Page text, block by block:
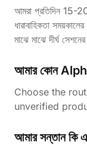
আমরা প্রতিদিন 15-20
ধারাবাহিকতা
মাঝে মাঝে দীর্ঘ
আমার কোন
Choose the
unverified
আমার সন্তান কি